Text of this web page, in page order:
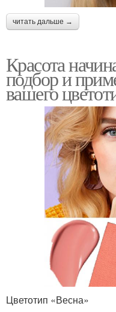
читать дальше →
Красота
подбор и
вашего
Цветотип «Весна»